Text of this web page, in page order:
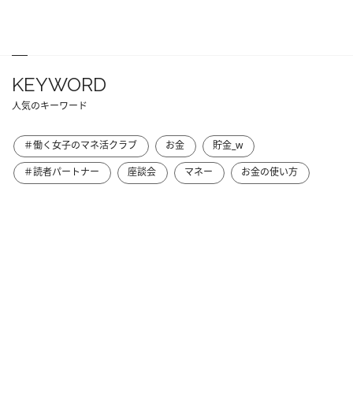
KEYWORD
人気のキーワード
＃働く女子のマネ活クラブ お金
貯金_w
＃読者パートナー
座談会 マネー お金の使い方